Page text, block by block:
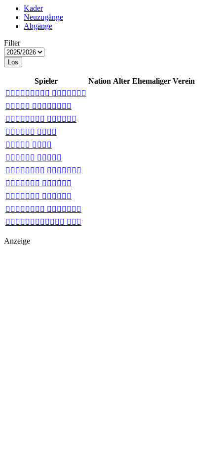
Kader
Neuzugänge
Abgänge
Filter
Los
Spieler Nation Alter Ehemaliger Verein
 
 
 
 
 
 
 
 
 
 
 
Anzeige